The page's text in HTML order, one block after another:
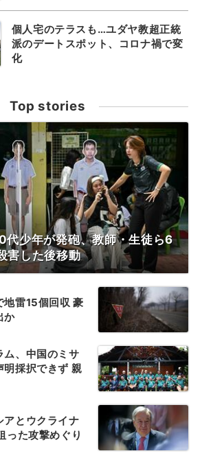
個人宅のテラスも…ユダヤ教超正統
派のデートスポット、コロナ禍で変
化
Top stories
代少年が発砲、教師・生徒ら6
害した後移動
地雷15個回収 豪
か
ム、中国のミサ
明採択できず 親
アとウクライナ
った攻撃めぐり